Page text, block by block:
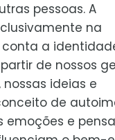
pessoas. A
na
a
de nossos
ideias e
de
emoções e